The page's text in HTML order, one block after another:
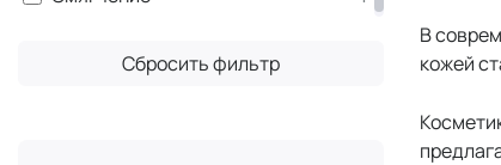
Сбросить фильтр
В
кожей